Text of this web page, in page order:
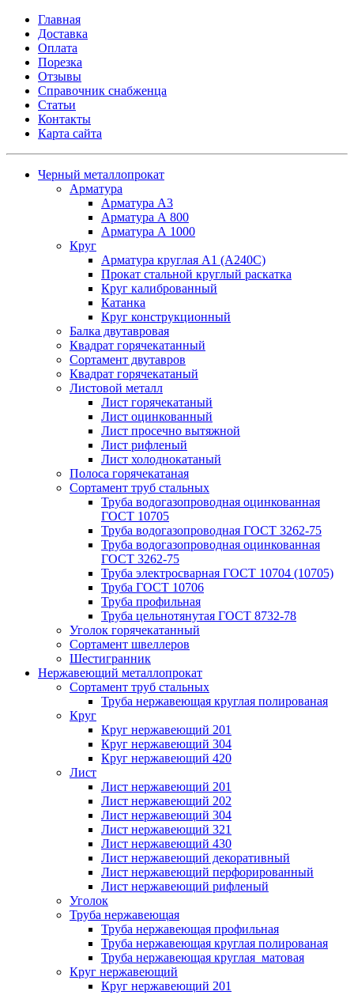
Главная
Доставка
Оплата
Порезка
Отзывы
Справочник снабженца
Статьи
Контакты
Карта сайта
Черный металлопрокат
Арматура
Арматура А3
Арматура А 800
Арматура А 1000
Круг
Арматура круглая А1 (А240C)
Прокат стальной круглый раскатка
Круг калиброванный
Катанка
Круг конструкционный
Балка двутавровая
Квадрат горячекатанный
Сортамент двутавров
Квадрат горячекатаный
Листовой металл
Лист горячекатаный
Лист оцинкованный
Лист просечно вытяжной
Лист рифленый
Лист холоднокатаный
Полоса горячекатаная
Сортамент труб стальных
Труба водогазопроводная оцинкованная
ГОСТ 10705
Труба водогазопроводная ГОСТ 3262-75
Труба водогазопроводная оцинкованная
ГОСТ 3262-75
Труба электросварная ГОСТ 10704 (10705)
Труба ГОСТ 10706
Труба профильная
Труба цельнотянутая ГОСТ 8732-78
Уголок горячекатанный
Сортамент швеллеров
Шестигранник
Нержавеющий металлопрокат
Сортамент труб стальных
Труба нержавеющая круглая полированая
Круг
Круг нержавеющий 201
Круг нержавеющий 304
Круг нержавеющий 420
Лист
Лист нержавеющий 201
Лист нержавеющий 202
Лист нержавеющий 304
Лист нержавеющий 321
Лист нержавеющий 430
Лист нержавеющий декоративный
Лист нержавеющий перфорированный
Лист нержавеющий рифленый
Уголок
Труба нержавеющая
Труба нержавеющая профильная
Труба нержавеющая круглая полированая
Труба нержавеющая круглая матовая
Круг нержавеющий
Круг нержавеющий 201